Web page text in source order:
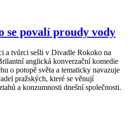
se povalí proudy vody
a tvůrci sešli v Divadle Rokoko na
anglická konverzační komedie
o potopě světa a tematicky navazuje
pražských, které se věnují
a konzumnosti dnešní společnosti.